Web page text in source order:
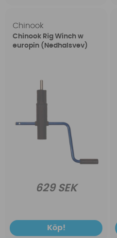
Chinook
Chinook Rig Winch w
europin (Nedhalsvev)
629 SEK
Köp!